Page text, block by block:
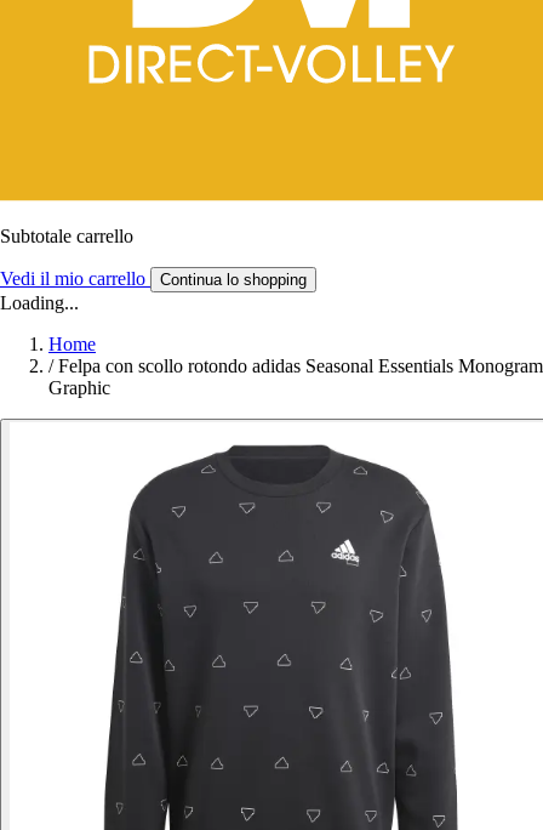
Subtotale carrello
Vedi il mio carrello Continua lo shopping
Loading...
Home
/ Felpa con scollo rotondo adidas Seasonal Essentials Monogram
Graphic